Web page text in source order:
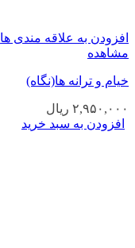
افزودن به علاقه مندی ها
مشاهده
خیام و ترانه ها(نگاه)
۲,۹۵۰,۰۰۰ ریال
افزودن به سبد خرید